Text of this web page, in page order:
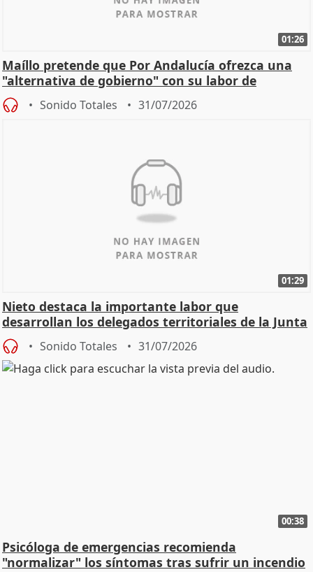
01:26
Maíllo pretende que Por Andalucía ofrezca una
"alternativa de gobierno" con su labor de
oposición
Sonido Totales 31/07/2026
01:29
Nieto destaca la importante labor que
desarrollan los delegados territoriales de la Junta
Sonido Totales 31/07/2026
00:38
Psicóloga de emergencias recomienda
"normalizar" los síntomas tras sufrir un incendio